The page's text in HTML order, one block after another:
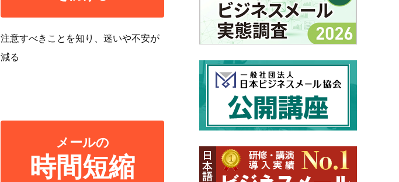
注意すべきことを知り、迷いや不安が
減る
メールの
時間短縮